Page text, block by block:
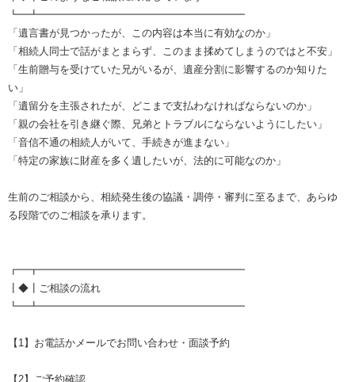
┗━┻━━━━━━━━━━━━━━━━━━━━
「遺言書が見つかったが、この内容は本当に有効なのか」
「相続人同士で話がまとまらず、このまま揉めてしまうのではと不安」
「生前贈与を受けていた兄がいるが、遺産分割に影響するのか知りた
い」
「遺留分を主張されたが、どこまで支払わなければならないのか」
「親の会社を引き継ぐ際、兄弟とトラブルにならないようにしたい」
「音信不通の相続人がいて、手続きが進まない」
「特定の家族に財産を多く遺したいが、法的に可能なのか」
生前のご相談から、相続発生後の協議・調停・審判に至るまで、あらゆ
る段階でのご相談を承ります。
┏━┳━━━━━━━━━━━━━━━━━━━━
┃◆┃ご相談の流れ
┗━┻━━━━━━━━━━━━━━━━━━━━
【1】お電話かメールでお問い合わせ・面談予約
【2】ご予約確認